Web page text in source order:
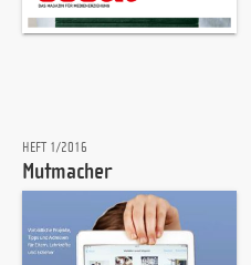
HEFT 1/2016
Mutmacher